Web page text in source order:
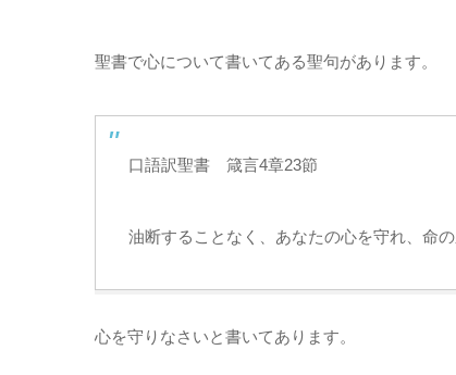
聖書で心について書いてある聖句があります。
口語訳聖書 箴言4章23節
油断することなく、あなたの心を守れ、命
心を守りなさいと書いてあります。